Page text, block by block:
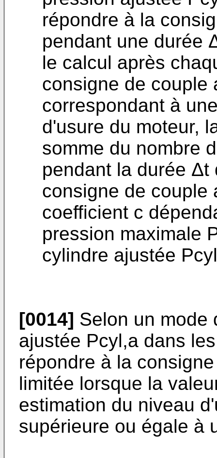
répondre à la
pendant une durée
le calcul après
consigne de couple
correspondant à
d'usure du moteur,
somme du nombre
pendant la durée Δt
consigne de couple
coefficient c
pression maximale
cylindre ajustée
[0014] Selon un mode
ajustée Pcyl,a dans
répondre à la
limitée lorsque la
estimation du niveau
supérieure ou égale à